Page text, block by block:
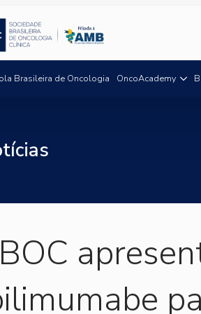
Brasileira de Oncologia OncoAcademy